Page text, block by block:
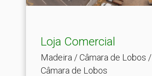
Loja Comercial
Madeira / Câmara de Lobos /
Câmara de Lobos